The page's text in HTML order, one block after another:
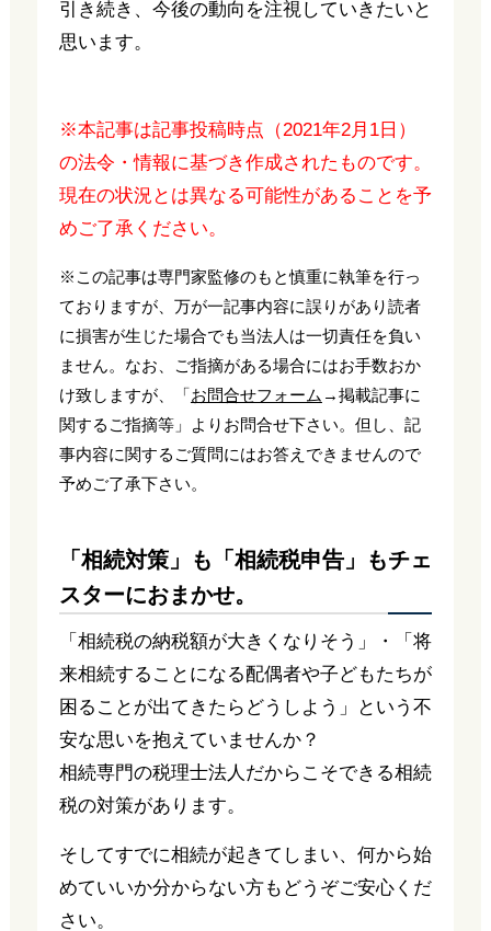
引き続き、今後の動向を注視していきたいと
思います。
※本記事は記事投稿時点（2021年2月1日）
の法令・情報に基づき作成されたものです。
現在の状況とは異なる可能性があることを予
めご了承ください。
※この記事は専門家監修のもと慎重に執筆を行っ
ておりますが、万が一記事内容に誤りがあり読者
に損害が生じた場合でも当法人は一切責任を負い
ません。なお、ご指摘がある場合にはお手数おか
け致しますが、「お問合せフォーム →掲載記事に
関するご指摘等」よりお問合せ下さい。但し、記
事内容に関するご質問にはお答えできませんので
予めご了承下さい。
「相続対策」も「相続税申告」もチェ
スターにおまかせ。
「相続税の納税額が大きくなりそう」・「将
来相続することになる配偶者や子どもたちが
困ることが出てきたらどうしよう」という不
安な思いを抱えていませんか？
相続専門の税理士法人だからこそできる相続
税の対策があります。
そしてすでに相続が起きてしまい、何から始
めていいか分からない方もどうぞご安心くだ
さい。